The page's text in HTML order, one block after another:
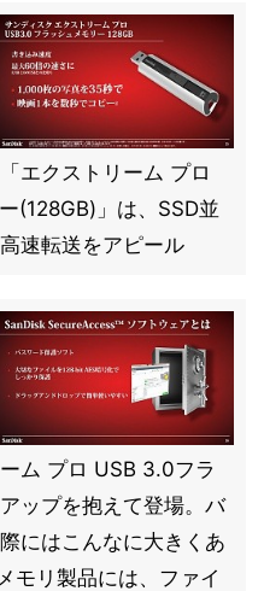
エクストリーム プロ
(128GB)」は、SSD並
速転送をアピール
ム プロ USB 3.0フラ
ップを抱えて登場。バ
にはこんなに大きくあ
モリ製品には、ファイ